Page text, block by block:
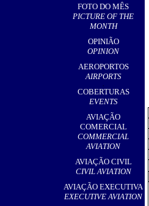
FOTO DO MÊS
PICTURE OF THE
MONTH
OPINIÃO
OPINION
AEROPORTOS
AIRPORTS
,
COBERTURAS
EVENTS
AVIAÇÃO
COMERCIAL
COMMERCIAL
AVIATION
AVIAÇÃO CIVIL
CIVIL AVIATION
AVIAÇÃO EXECUTIVA
EXECUTIVE AVIATION